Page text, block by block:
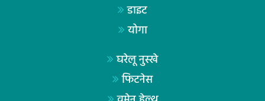
डाइट
योगा
घरेलू नुस्खे
फिटनेस